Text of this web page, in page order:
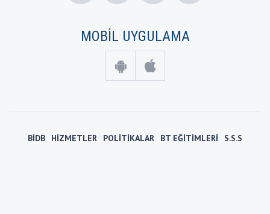
MOBİL UYGULAMA
BİDB HİZMETLER POLİTİKALAR BT EĞİTİMLERİ S.S.S